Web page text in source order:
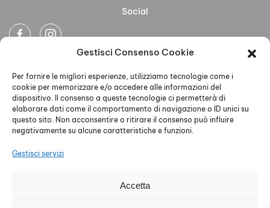
Gestisci Consenso Cookie
Per fornire le migliori esperienze, utilizziamo tecnologie come i
cookie per memorizzare e/o accedere alle informazioni del
dispositivo. Il consenso a queste tecnologie ci permetterà di
elaborare dati come il comportamento di navigazione o ID unici su
questo sito. Non acconsentire o ritirare il consenso può influire
negativamente su alcune caratteristiche e funzioni.
Gestisci servizi
Accetta
Social